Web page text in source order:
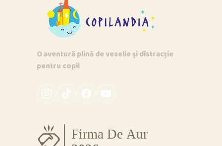
O aventură plină de veselie și distracție
pentru copii